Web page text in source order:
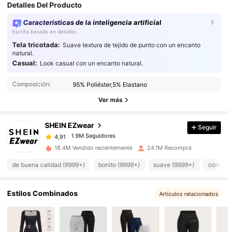
Detalles Del Producto
Características de la inteligencia artificial
Escrito basado en detalles
Tela tricotada: Suave textura de tejido de punto con un encanto
natural.
Casual: Look casual con un encanto natural.
Composición: 95% Poliéster,5% Elastano
Ver más
SHEIN EZwear
4,91 1.9M Seguidores
1.9M Seguidores
1.9M Seguidores
i***3 pagóHace 1 día
4,91 1.9M Seguidores
4,91 1.9M Seguidores
1.9M Seguidores
Seguir
18.4M Vendido recientemente 24.1M Recompra
de buena calidad (9999+) bonito (9999+) suave (9999+) como
Estilos Combinados Artículos relacionados